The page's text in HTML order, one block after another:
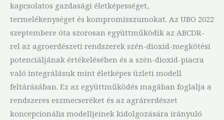
kapcsolatos gazdasági életképességet,
termelékenységet és kompromisszumokat. Az UBO 2022
szeptembere óta szorosan együttműködik az ABCDR-
rel az agroerdészeti rendszerek szén-dioxid-megkötési
potenciáljának értékelésében és a szén-dioxid-piacra
való integrálásuk mint életképes üzleti modell
feltárásában. Ez az együttműködés magában foglalja a
rendszeres eszmecseréket és az agrárerdészet
koncepcionális modelljeinek kidolgozására irányuló